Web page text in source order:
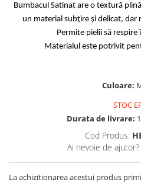
Cearceaf normal 4 piese
Cearceaf cu elastic 4 piese
Cearceaf normal 6 piese
Cearceaf normal 4 piese
Cearceaf cu elastic 4 piese
Cearceaf normal 6 piese
Huse De Pat Catifea / Topper -
180x200cm
Huse Din Frotir
Huse De Pat Tricotate 140x200cm
Huse De Pat Tricotate 160x200cm
Huse De Pat Tricotate 180x200cm
Huse Impermeabile
Huse Impermeabile 160x200cm
Huse Impermeabile 180x200cm
Bumbacul Satinat are o textură
un material subțire și delicat,
Permite pielii să
Materialul este potrivit
Culoare:
STOC
Durata de livrare:
Cod Produs:
Ai nevoie de ajutor?
La achizitionarea acestui produs